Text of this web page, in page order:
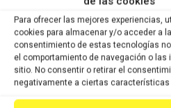
Para ofrecer las mejores experiencias,
cookies para almacenar y/o acceder a
consentimiento de estas tecnologías
el comportamiento de navegación o
sitio. No consentir o retirar el
negativamente a ciertas características